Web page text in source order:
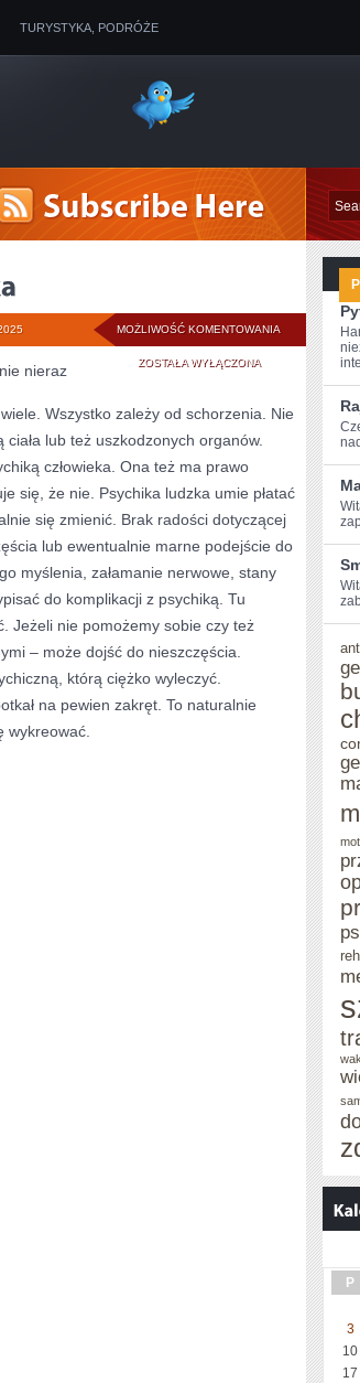
TURYSTYKA, PODRÓŻE
MOŻLIWOŚĆ KOMENTOWANIA TĘŻYZNA
FIZYCZNA
CZŁOWIEKA
ZOSTAŁA WYŁĄCZONA
nieraz
Wszystko zależy od schorzenia. Nie
lub też uszkodzonych organów.
człowieka. Ona też ma prawo
się, że nie. Psychika ludzka umie płatać
się zmienić. Brak radości dotyczącej
lub ewentualnie marne podejście do
myślenia, załamanie nerwowe, stany
do komplikacji z psychiką. Tu
Jeżeli nie pomożemy sobie czy też
– może dojść do nieszczęścia.
którą ciężko wyleczyć.
na pewien zakręt. To naturalnie
wykreować.
P
3
10
17